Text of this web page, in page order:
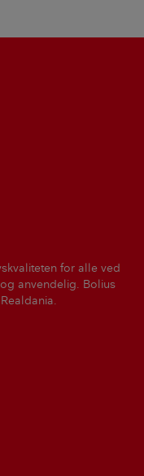
for alle ved
anvendelig. Bolius